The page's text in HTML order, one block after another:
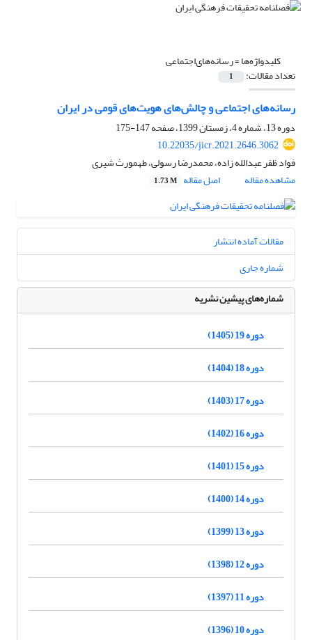
کلیدواژه‌ها =رسانه‌های‌اجتماعی
تعداد مقالات: 1
رسانه‌های اجتماعی و چالش‌های هویت‌های قومی در ایران
دوره 13، شماره 4، زمستان 1399، صفحه
147-175
10.22035/jicr.2021.2646.3062
فواد ظفر عبدالله زاده، محمدرضا رسولی، طهمورث شیری
مشاهده مقاله
اصل مقاله 1.73 M
مقالات آماده انتشار
شماره جاری
شماره‌های پیشین نشریه
دوره 19 (1405)
دوره 18 (1404)
دوره 17 (1403)
دوره 16 (1402)
دوره 15 (1401)
دوره 14 (1400)
دوره 13 (1399)
دوره 12 (1398)
دوره 11 (1397)
دوره 10 (1396)